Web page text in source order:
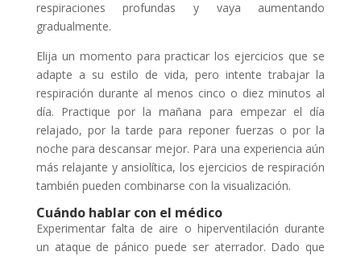
respiraciones profundas y vaya aumentando
gradualmente.
Elija un momento para practicar los ejercicios que se
adapte a su estilo de vida, pero intente trabajar la
respiración durante al menos cinco o diez minutos al
día. Practique por la mañana para empezar el día
relajado, por la tarde para reponer fuerzas o por la
noche para descansar mejor. Para una experiencia aún
más relajante y ansiolítica, los ejercicios de respiración
también pueden combinarse con la visualización.
Cuándo hablar con el médico
Experimentar falta de aire o hiperventilación durante
un ataque de pánico puede ser aterrador. Dado que